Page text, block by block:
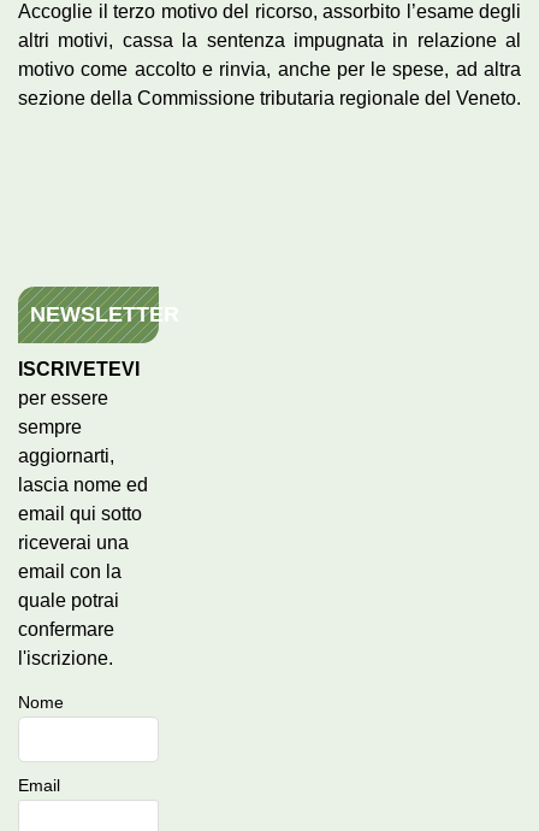
Accoglie il terzo motivo del ricorso, assorbito l’esame degli
altri motivi, cassa la sentenza impugnata in relazione al
motivo come accolto e rinvia, anche per le spese, ad altra
sezione della Commissione tributaria regionale del Veneto.
NEWSLETTER
ISCRIVETEVI
per essere
sempre
aggiornarti,
lascia nome ed
email qui sotto
riceverai una
email con la
quale potrai
confermare
l'iscrizione.
Nome
Email